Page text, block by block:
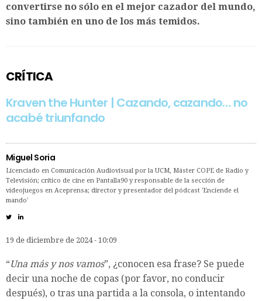
convertirse no sólo en el mejor cazador del mundo,
sino también en uno de los más temidos.
CRÍTICA
Kraven the Hunter | Cazando, cazando… no
acabé triunfando
Miguel Soria
Licenciado en Comunicación Audiovisual por la UCM, Máster COPE de Radio y
Televisión; crítico de cine en Pantalla90 y responsable de la sección de
videojuegos en Aceprensa; director y presentador del pódcast 'Enciende el
mando'
19 de diciembre de 2024 - 10:09
“Una más y nos vamos”, ¿conocen esa frase? Se puede
decir una noche de copas (por favor, no conducir
después), o tras una partida a la consola, o intentando